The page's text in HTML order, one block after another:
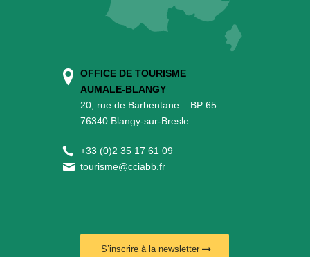
OFFICE DE TOURISME
AUMALE-BLANGY
20, rue de Barbentane – BP 65
76340 Blangy-sur-Bresle
+33 (0)2 35 17 61 09
tourisme@cciabb.fr
S’inscrire à la newsletter